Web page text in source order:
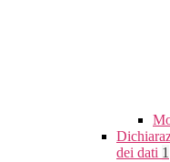
dei dati 1